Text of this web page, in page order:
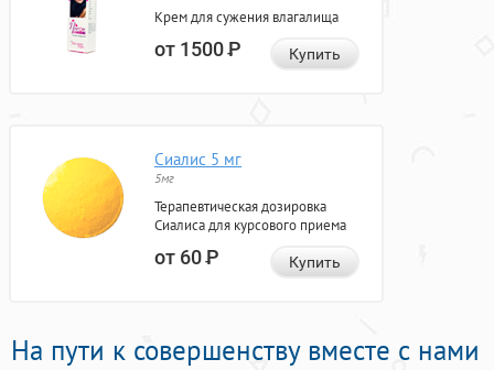
Крем для сужения влагалища
от 1500Р Купить
Сиалис 5 мг
5мг
Терапевтическая дозировка
Сиалиса для курсового приема
от 60Р Купить
На пути к совершенству вместе с нами